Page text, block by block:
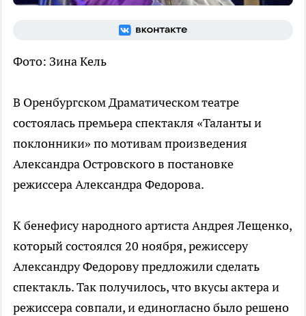
Фото: Зина Кель
В Оренбургском Драматическом театре
состоялась премьера спектакля «Таланты и
поклонники» по мотивам произведения
Александра Островского в постановке
режиссера Александра Федорова.
К бенефису народного артиста Андрея Лещенко,
который состоялся 20 ноября, режиссеру
Александру Федорову предложили сделать
спектакль. Так получилось, что вкусы актера и
режиссера совпали, и единогласно было решено